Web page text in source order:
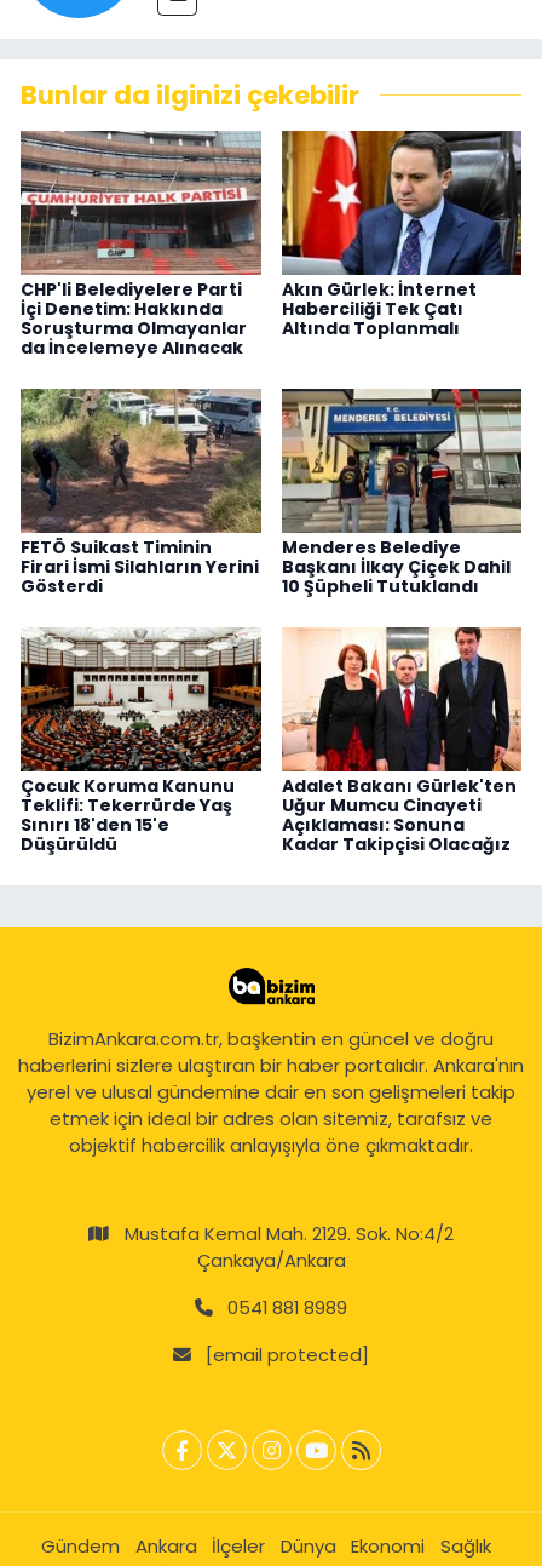
Bunlar da ilginizi çekebilir
CHP'li Belediyelere Parti
İçi Denetim: Hakkında
Soruşturma Olmayanlar
da İncelemeye Alınacak
Akın Gürlek: İnternet
Haberciliği Tek Çatı
Altında Toplanmalı
FETÖ Suikast Timinin
Firari İsmi Silahların Yerini
Gösterdi
Menderes Belediye
Başkanı İlkay Çiçek Dahil
10 Şüpheli Tutuklandı
Çocuk Koruma Kanunu
Teklifi: Tekerrürde Yaş
Sınırı 18'den 15'e
Düşürüldü
Adalet Bakanı Gürlek'ten
Uğur Mumcu Cinayeti
Açıklaması: Sonuna
Kadar Takipçisi Olacağız
BizimAnkara.com.tr, başkentin en güncel ve doğru
haberlerini sizlere ulaştıran bir haber portalıdır. Ankara'nın
yerel ve ulusal gündemine dair en son gelişmeleri takip
etmek için ideal bir adres olan sitemiz, tarafsız ve
objektif habercilik anlayışıyla öne çıkmaktadır.
Mustafa Kemal Mah. 2129. Sok. No:4/2
Çankaya/Ankara
0541 881 8989
[email protected]
Gündem Ankara İlçeler Dünya Ekonomi
Sağlık